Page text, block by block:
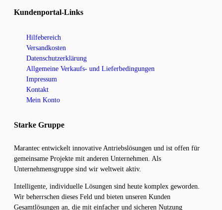
Kundenportal-Links
Hilfebereich
Versandkosten
Datenschutzerklärung
Allgemeine Verkaufs- und Lieferbedingungen
Impressum
Kontakt
Mein Konto
Starke Gruppe
Marantec entwickelt innovative Antriebslösungen und ist offen für
gemeinsame Projekte mit anderen Unternehmen. Als
Unternehmensgruppe sind wir weltweit aktiv.
Intelligente, individuelle Lösungen sind heute komplex geworden.
Wir beherrschen dieses Feld und bieten unseren Kunden
Gesamtlösungen an, die mit einfacher und sicheren Nutzung